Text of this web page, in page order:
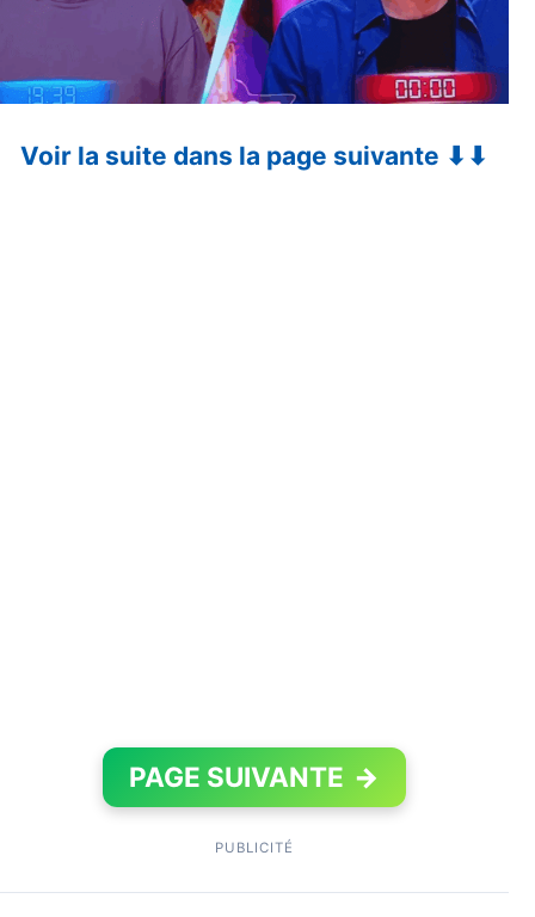
Voir la suite dans la page suivante ⬇⬇
PAGE SUIVANTE →
PUBLICITÉ